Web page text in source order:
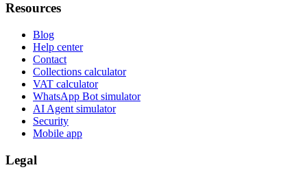
Resources
Blog
Help center
Contact
Collections calculator
VAT calculator
WhatsApp Bot simulator
AI Agent simulator
Security
Mobile app
Legal